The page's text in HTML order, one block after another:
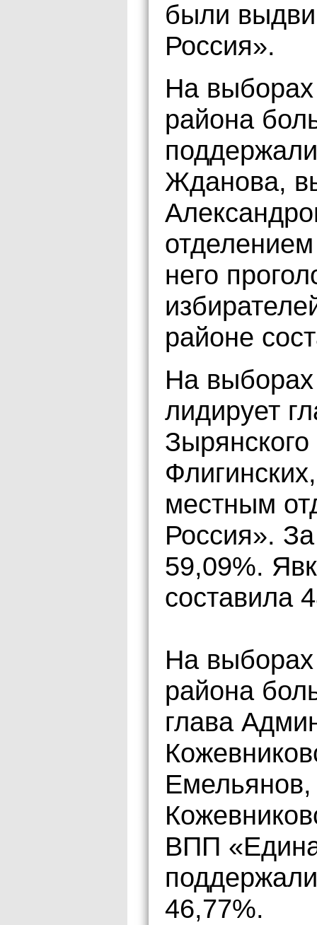
были
Россия».
На выборах
района
Жданова,
него
районе
На
лидирует
местным
Россия».
59,09%.
составила
На выборах
района
глава
ВПП
46,77%.